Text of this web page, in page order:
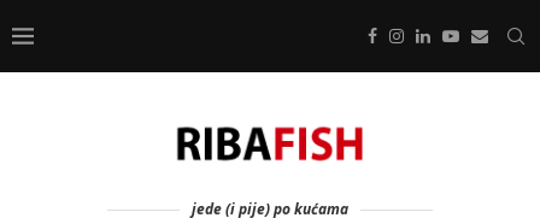
jede (i pije) po kućama